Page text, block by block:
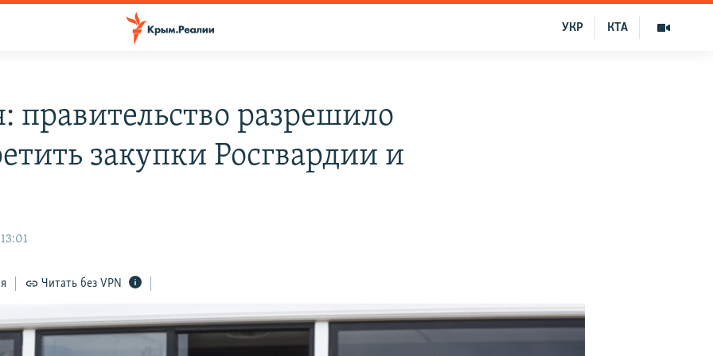
КТА
УКР
правительство разрешило
закупки Росгвардии и
Читать без VPN